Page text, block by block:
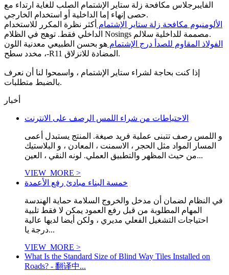
الفايبرجلاس مكافحة زلة ستاير الإشتمام الصلب للغاية ارتداء مع
حصى إنهاء إما الداخلية أو استخدام الخارجي.
الألومنيوم مكافحة زلة ستاير الإشتمام أكثر نظرة المكرر للاستخدام
الداخلي فقط. توهج في الظلام Nosings مصممة للداخلية سلالم.
الفولاذ المقاوم للصدأ درج الإشتمام هو بحسن الطبيعي معدنية اللون
، مخدد سطح-R11 المضادة للانزلاق.
إذا كنت بحاجة لشراء ستاير الإشتمام ، واسمحوا لنا أن نعرف
بالضبط متطلبات.
أخبار
الاحتياطات من شراء اللمس الرصف على الانترنت
و اللمس رصف تتبنى عملية فريد صيغة. المنتج يستبدل أعمى
المسار المواد مثل الحجر ، الاسمنت ، المعادن ، و البلاستيك
من حيث المظهر والتطبيق العملي. لونه النقي ، العين...
VIEW_MORE >
خمسة البناء مبادئ رفع الأعمدة
في النظام لضمان أن مدخل والخروج السلامة حماية الهندسة
المهام المطلوبة من قبل رفع العمود يمكن لا فقط تلبية
احتياجات التشغيل الفعلي مديري ، ولكن أيضا لديها عالية
درجة يا...
VIEW_MORE >
What Is the Standard Size of Blind Way Tiles Installed on
Roads? - 翻译中...